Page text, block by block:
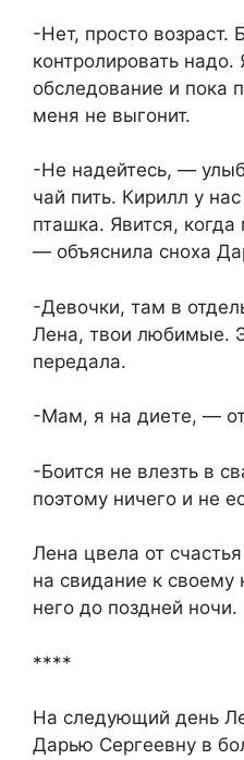
-Нет, просто возраст.
контролировать надо.
обследование и пока
меня не выгонит.
-Не надейтесь, —
чай пить. Кирилл у
пташка. Явится,
— объяснила сноха
-Девочки, там в
Лена, твои любимые.
передала.
-Мам, я на диете, —
-Боится не влезть в
поэтому ничего и не
Лена цвела от
на свидание к своему
него до поздней ночи.
****
На следующий день
Дарью Сергеевну в